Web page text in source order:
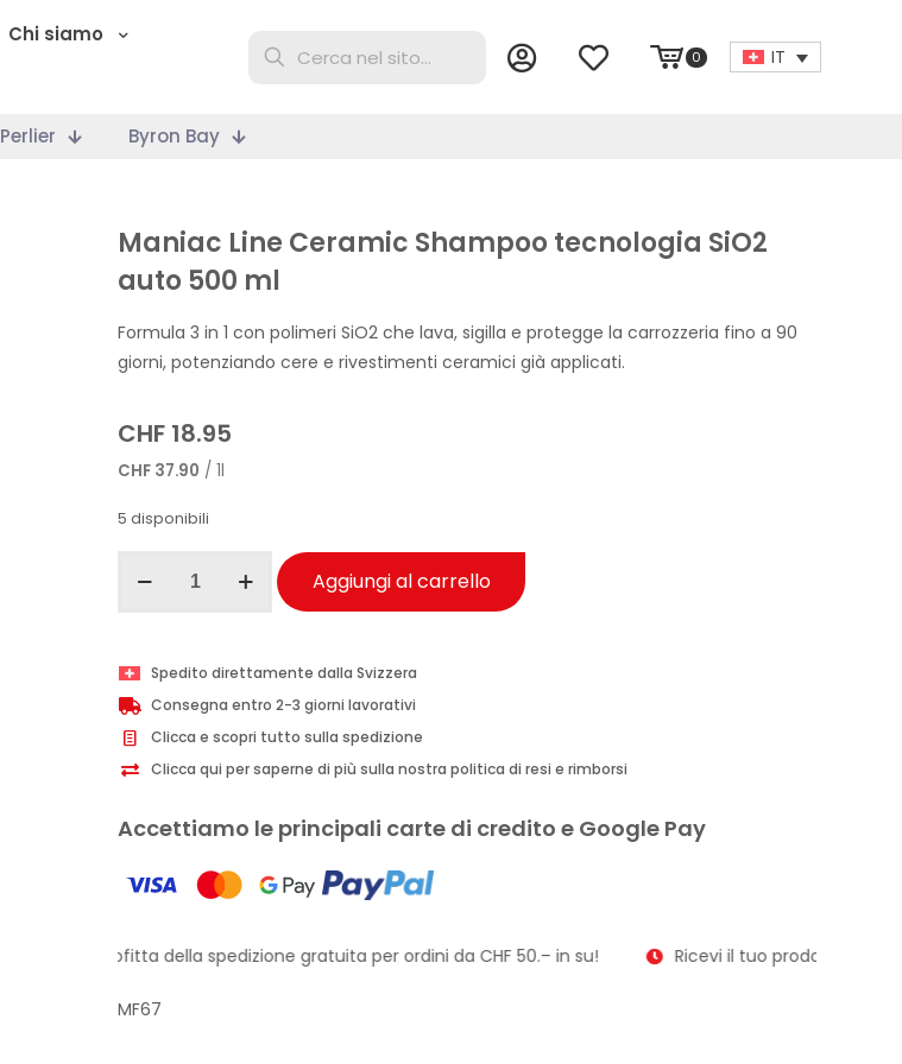
Chi siamo
0 IT
Perlier Byron Bay
Maniac Line Ceramic Shampoo tecnologia SiO2
auto 500 ml
Formula 3 in 1 con polimeri SiO2 che lava, sigilla e protegge la carrozzeria fino a 90
giorni, potenziando cere e rivestimenti ceramici già applicati.
CHF 18.95
CHF 37.90 / 1l
5 disponibili
tecnologia
SiO2
auto
500
quantità
Aggiungi al carrello
Spedito direttamente dalla Svizzera
Consegna entro 2-3 giorni lavorativi
Clicca e scopri tutto sulla spedizione
Clicca qui per saperne di più sulla nostra politica di resi e rimborsi
Accettiamo le principali carte di credito e Google Pay
Approfitta della spedizione gratuita per ordini da CHF 50.– in su! Ricevi il tuo prodotto in soli
MF67